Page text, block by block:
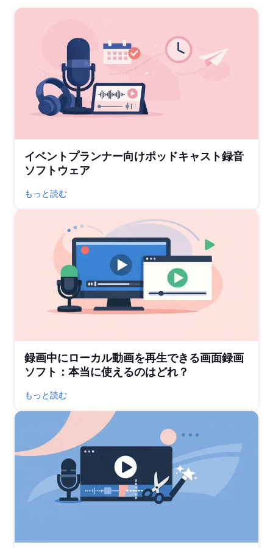
イベントプランナー向けポッドキャスト録音
ソフトウェア
もっと読む
録画中にローカル動画を再生できる画面録画
ソフト：本当に使えるのはどれ？
もっと読む